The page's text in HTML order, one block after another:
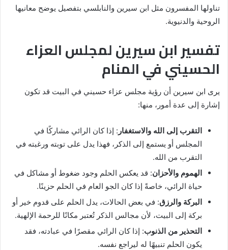
تناولها المفسرون مثل ابن سيرين والنابلسي بتفصيل يوضح معانيها
الروحية والدنيوية.
تفسير ابن سيرين لمجلس العزاء
الحسيني في المنام
يرى ابن سيرين أن رؤية مجلس عزاء حسيني في البيت قد تكون
إشارة إلى عدة أمور، منها:
التقرب إلى الله والاستغفار : إذا كان الرائي مشاركًا في
المجلس أو يستمع إلى الذكر، فهذا يدل على توبته ورغبته في
التقرب من الله.
الهموم والأحزان: قد يعكس الحلم وجود ضغوط أو مشاكل في
حياة الرائي، خاصةً إذا كان الجو العام في الحلم حزينًا.
البركة والرزق: في بعض الحالات، يدل الحلم على قدوم خير أو
بركة إلى البيت، لأن مجالس الذكر تُعتبر مكانًا للرحمة الإلهية.
التحذير من الذنوب: إذا كان الرائي مقصرًا في عبادته، فقد
يكون الحلم تنبيهًا له ليراجع نفسه.